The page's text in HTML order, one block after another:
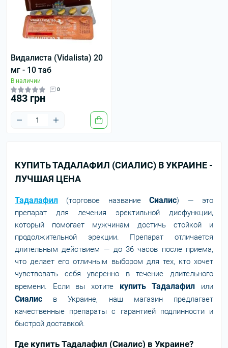
Видалиста (Vidalista) 20
мг - 10 таб
В наличии
0
483 грн
КУПИТЬ ТАДАЛАФИЛ (СИАЛИС) В УКРАИНЕ -
ЛУЧШАЯ ЦЕНА
Тадалафил (торговое названиеСиалис) — это
препарат для лечения эректильной дисфункции,
который помогает мужчинам достичь стойкой и
продолжительной эрекции. Препарат отличается
длительным действием — до 36 часов после приема,
что делает его отличным выбором для тех, кто хочет
чувствовать себя уверенно в течение длительного
времени. Если вы хотите купить Тадалафил или
Сиалис в Украине, наш магазин предлагает
качественные препараты с гарантией подлинности и
быстрой доставкой.
Где купить Тадалафил (Сиалис) в Украине?